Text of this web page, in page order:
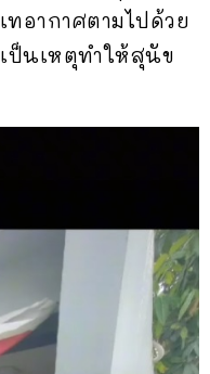
ทอากาศตามไปด้วย
ป็นเหตุทำให้สุนัข